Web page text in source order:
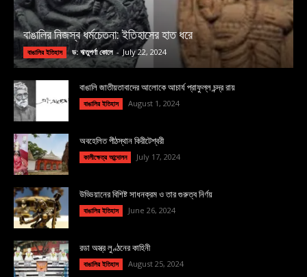
বাঙালির নিজস্ব ধর্মচেতনা: ইতিহাসের হাত ধরে
বাঙালির ইতিহাস ড: ঋতুপর্ণা কোলে - July 22, 2024
বাঙালি জাতীয়তাবাদের আলোকে আচার্য প্রাফুল্ল চন্দ্র রায়
বাঙালির ইতিহাস August 1, 2024
অবহেলিত পীঠস্থান কিরীটেশ্বরী
কালীক্ষেত্র আন্দোলন July 17, 2024
উড্ডিয়ানের বিশিষ্ট সাধনক্রম ও তার গুরুত্ব নির্ণয়
বাঙালির ইতিহাস June 26, 2024
রডা অস্ত্র লুণ্ঠনের কাহিনী
বাঙালির ইতিহাস August 25, 2024